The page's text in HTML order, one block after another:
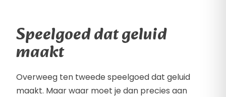
Speelgoed dat geluid
maakt
Overweeg ten tweede speelgoed dat geluid
maakt. Maar waar moet je dan precies aan